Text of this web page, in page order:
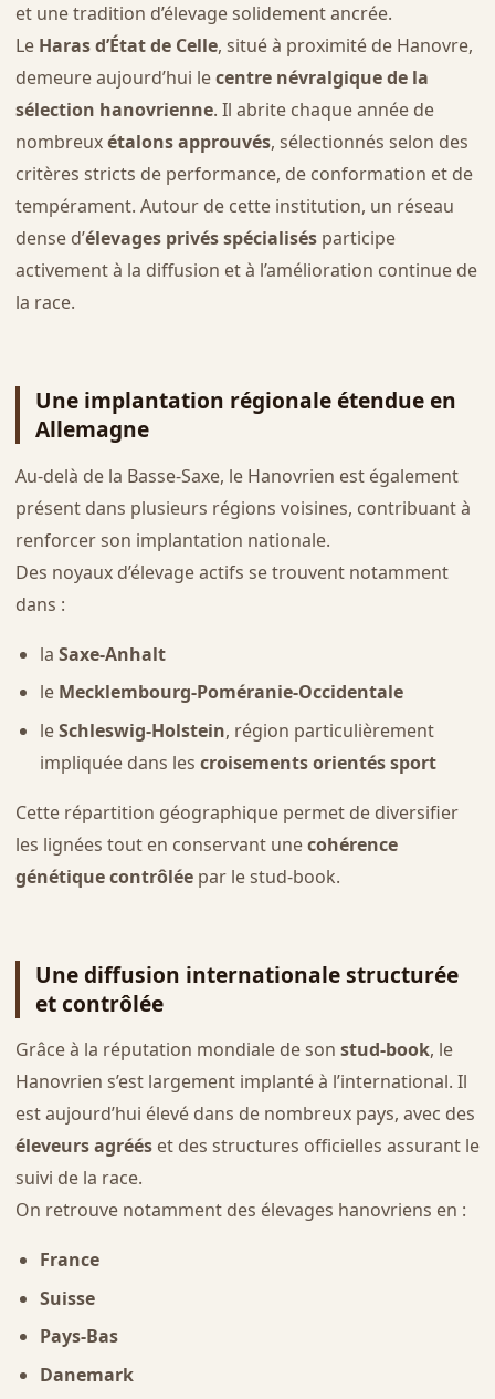
et une tradition d’élevage solidement ancrée.
Le Haras d’État de Celle, situé à proximité de Hanovre,
demeure aujourd’hui lecentre névralgique de la
sélection hanovrienne. Il abrite chaque année de
nombreuxétalons approuvés, sélectionnés selon des
critères stricts de performance, de conformation et de
tempérament. Autour de cette institution, un réseau
dense d’élevages privés spécialisésparticipe
activement à la diffusion et à l’amélioration continue de
la race.
Une implantation régionale étendue en
Allemagne
Au-delà de la Basse-Saxe, le Hanovrien est également
présent dans plusieurs régions voisines, contribuant à
renforcer son implantation nationale.
Des noyaux d’élevage actifs se trouvent notamment
dans :
la Saxe-Anhalt
le Mecklembourg-Poméranie-Occidentale
leSchleswig-Holstein, région particulièrement
impliquée dans les croisements orientés sport
Cette répartition géographique permet de diversifier
les lignées tout en conservant unecohérence
génétique contrôléepar le stud-book.
Une diffusion internationale structurée
et contrôlée
Grâce à la réputation mondiale de son stud-book, le
Hanovrien s’est largement implanté à l’international. Il
est aujourd’hui élevé dans de nombreux pays, avec des
éleveurs agrééset des structures officielles assurant le
suivi de la race.
On retrouve notamment des élevages hanovriens en :
France
Suisse
Pays-Bas
Danemark